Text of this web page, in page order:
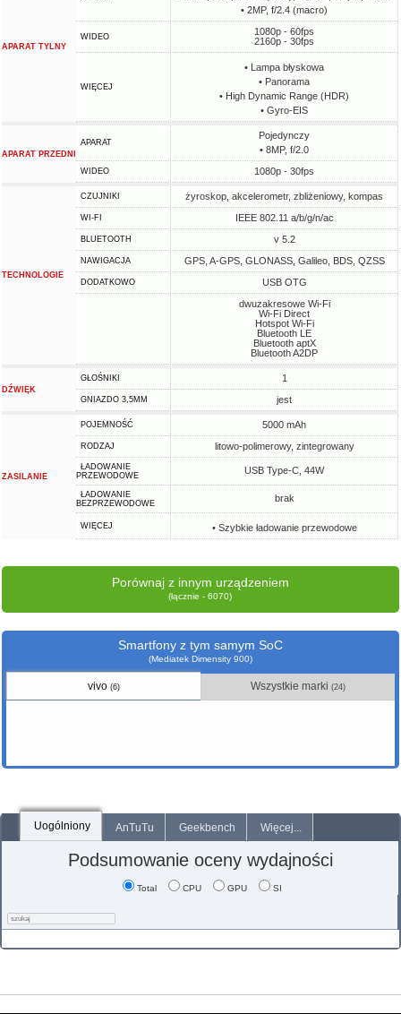
APARAT TYLNY
• 2MP, f/2.4 (macro)
WIDEO
1080p - 60fps
2160p - 30fps
WIĘCEJ
• Lampa błyskowa
• Panorama
• High Dynamic Range (HDR)
• Gyro-EIS
APARAT PRZEDNI
APARAT
Pojedynczy
• 8MP, f/2.0
WIDEO 1080p - 30fps
TECHNOLOGIE
CZUJNIKI żyroskop, akcelerometr, zbliżeniowy, kompas
WI-FI IEEE 802.11 a/b/g/n/ac
BLUETOOTH v 5.2
NAWIGACJA GPS, A-GPS, GLONASS, Galileo, BDS, QZSS
DODATKOWO
USB OTG
dwuzakresowe Wi-Fi
Wi-Fi Direct
Hotspot Wi-Fi
Bluetooth LE
Bluetooth aptX
Bluetooth A2DP
DŹWIĘK
GŁOŚNIKI 1
GNIAZDO 3,5MM jest
ZASILANIE
POJEMNOŚĆ 5000 mAh
RODZAJ litowo-polimerowy, zintegrowany
ŁADOWANIE
PRZEWODOWE
USB Type-C, 44W
ŁADOWANIE
BEZPRZEWODOWE
brak
WIĘCEJ • Szybkie ładowanie przewodowe
Porównaj z innym urządzeniem
(łącznie - 6070)
Smartfony z tym samym SoC
(Mediatek Dimensity 900)
vivo (6) Wszystkie marki (24)
Uogólniony AnTuTu Geekbench Więcej...
Podsumowanie oceny wydajności
Total CPU GPU SI